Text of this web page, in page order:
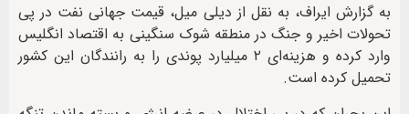
به گزارش ایراف، به نقل از دیلی میل، قیمت جهانی نفت در پی
تحولات اخیر و جنگ در منطقه شوک سنگینی به اقتصاد انگلیس
وارد کرده و هزینه‌ای ۲ میلیارد پوندی را به رانندگان این کشور
تحمیل کرده است.